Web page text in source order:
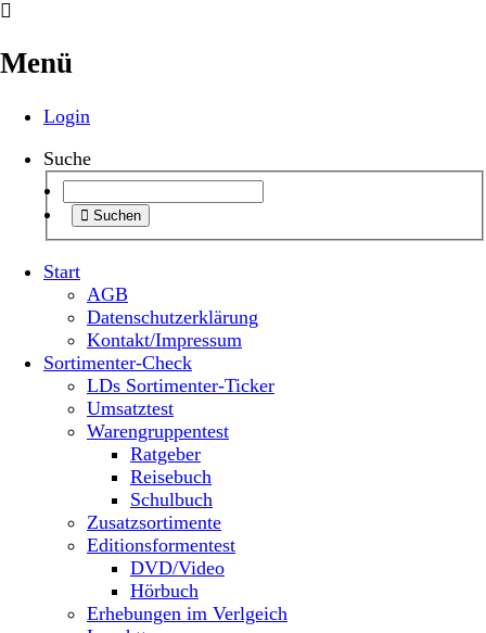
Menü
Login
Suche
Suchen
Start
AGB
Datenschutzerklärung
Kontakt/Impressum
Sortimenter-Check
LDs Sortimenter-Ticker
Umsatztest
Warengruppentest
Ratgeber
Reisebuch
Schulbuch
Zusatzsortimente
Editionsformentest
DVD/Video
Hörbuch
Erhebungen im Verlgeich